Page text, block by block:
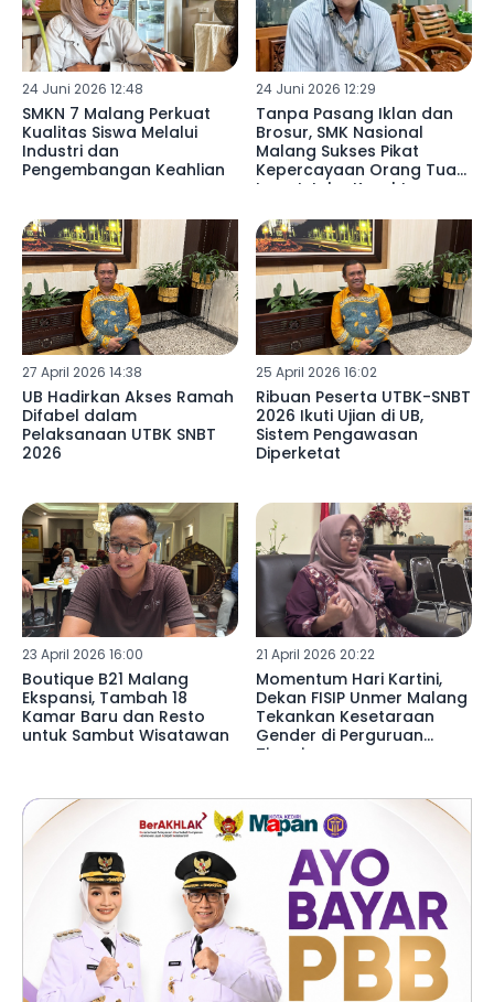
24 Juni 2026 12:48
SMKN 7 Malang Perkuat
Kualitas Siswa Melalui
Industri dan
Pengembangan Keahlian
24 Juni 2026 12:29
Tanpa Pasang Iklan dan
Brosur, SMK Nasional
Malang Sukses Pikat
Kepercayaan Orang Tua
Lewat Jalur Karakter
27 April 2026 14:38
UB Hadirkan Akses Ramah
Difabel dalam
Pelaksanaan UTBK SNBT
2026
25 April 2026 16:02
Ribuan Peserta UTBK-SNBT
2026 Ikuti Ujian di UB,
Sistem Pengawasan
Diperketat
23 April 2026 16:00
Boutique B21 Malang
Ekspansi, Tambah 18
Kamar Baru dan Resto
untuk Sambut Wisatawan
21 April 2026 20:22
Momentum Hari Kartini,
Dekan FISIP Unmer Malang
Tekankan Kesetaraan
Gender di Perguruan
Tinggi